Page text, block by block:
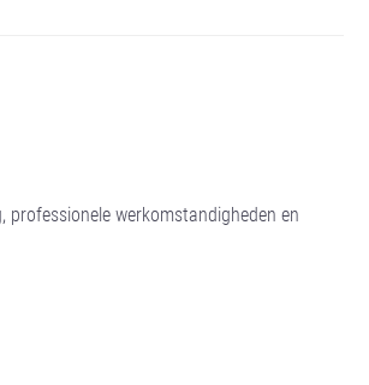
professionele werkomstandigheden en